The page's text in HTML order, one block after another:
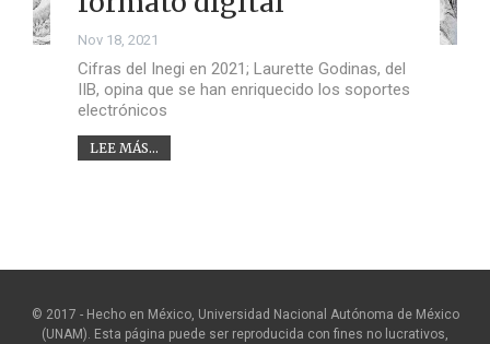
Nov 18, 2021
Cifras del Inegi en 2021; Laurette Godinas, del
IIB, opina que se han enriquecido los soportes
electrónicos
LEE MÁS...
© 2017 - Hecho en México, Universidad Nacional Autónoma de México
(UNAM). Esta página puede ser reproducida con fines no lucrativos,